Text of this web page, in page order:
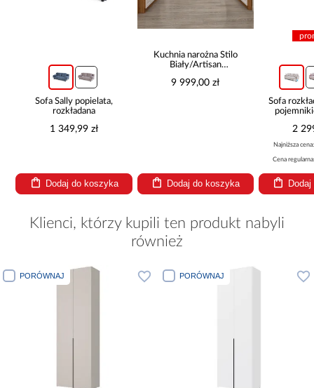
Sofa Sally popielata,
rozkładana
1 349,99 zł
Dodaj do koszyka
Kuchnia narożna Stilo
Biały/Artisan
9 999,00 zł
Dodaj do koszyka
Sofa
2
Najniższa
Cena
Klienci, którzy kupili ten produkt nabyli
również
PORÓWNAJ PORÓWNAJ